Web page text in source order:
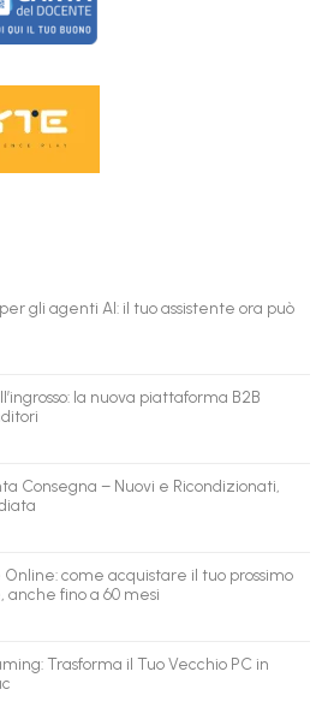
gli agenti AI: il tuo assistente ora può
la nuova piattaforma B2B
Consegna – Nuovi e Ricondizionati,
come acquistare il tuo prossimo
anche fino a 60 mesi
Trasforma il Tuo Vecchio PC in